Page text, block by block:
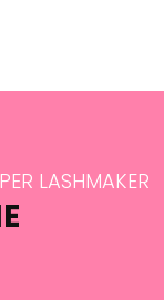
LASHMAKER